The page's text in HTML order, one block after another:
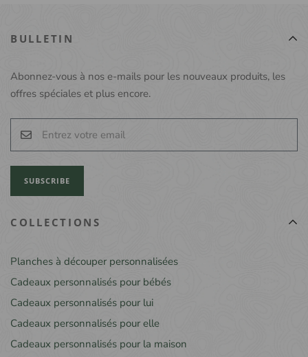
BULLETIN
Abonnez-vous à nos e-mails pour les nouveaux produits, les
offres spéciales et plus encore.
SUBSCRIBE
COLLECTIONS
Planches à découper personnalisées
Cadeaux personnalisés pour bébés
Cadeaux personnalisés pour lui
Cadeaux personnalisés pour elle
Cadeaux personnalisés pour la maison